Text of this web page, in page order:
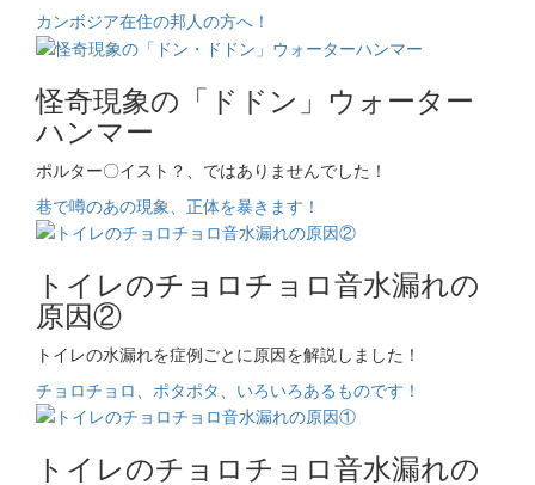
カンボジア在住の邦人の方へ！
怪奇現象の「ドドン」ウォーター
ハンマー
ポルター〇イスト？、ではありませんでした！
巷で噂のあの現象、正体を暴きます！
トイレのチョロチョロ音水漏れの
原因②
トイレの水漏れを症例ごとに原因を解説しました！
チョロチョロ、ポタポタ、いろいろあるものです！
トイレのチョロチョロ音水漏れの